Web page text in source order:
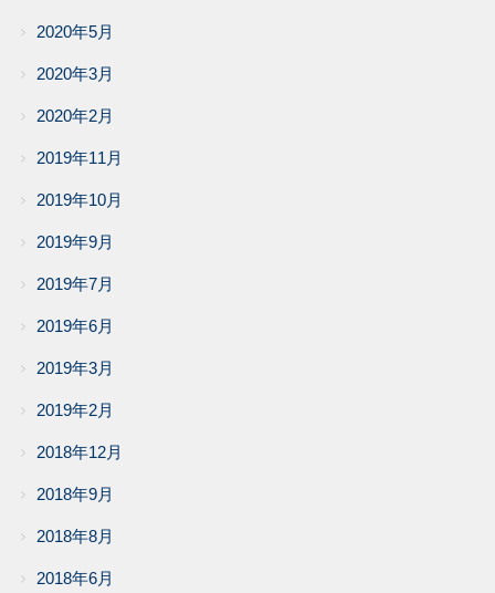
2020年5月
2020年3月
2020年2月
2019年11月
2019年10月
2019年9月
2019年7月
2019年6月
2019年3月
2019年2月
2018年12月
2018年9月
2018年8月
2018年6月